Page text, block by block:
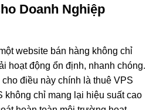
Doanh Nghiệp
website bán hàng không chỉ
hoạt động ổn định, nhanh chóng.
điều này chính là thuê VPS
không chỉ mang lại hiệu suất cao